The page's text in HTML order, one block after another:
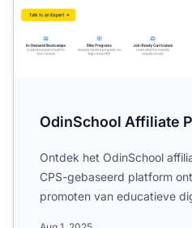
OdinSchool Affiliate
Ontdek het OdinSchool
CPS-gebaseerd platform
promoten van educatieve